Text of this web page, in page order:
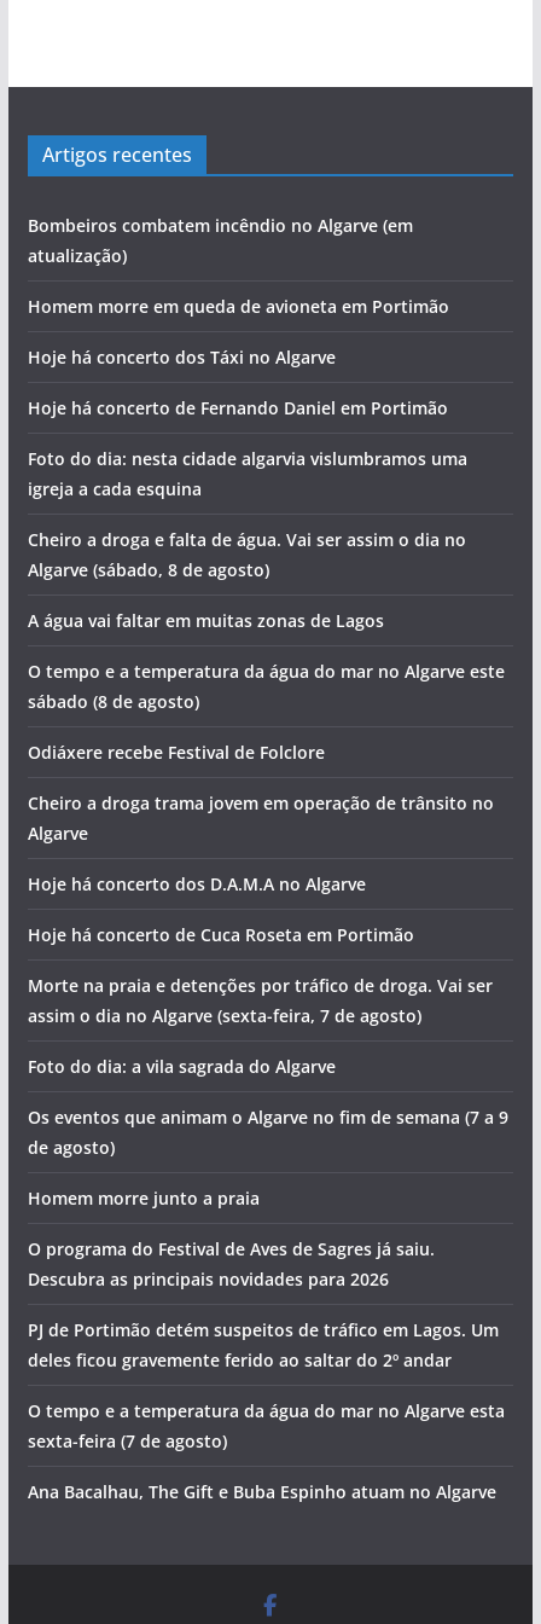
Artigos recentes
Bombeiros combatem incêndio no Algarve (em
atualização)
Homem morre em queda de avioneta em Portimão
Hoje há concerto dos Táxi no Algarve
Hoje há concerto de Fernando Daniel em Portimão
Foto do dia: nesta cidade algarvia vislumbramos uma
igreja a cada esquina
Cheiro a droga e falta de água. Vai ser assim o dia no
Algarve (sábado, 8 de agosto)
A água vai faltar em muitas zonas de Lagos
O tempo e a temperatura da água do mar no Algarve este
sábado (8 de agosto)
Odiáxere recebe Festival de Folclore
Cheiro a droga trama jovem em operação de trânsito no
Algarve
Hoje há concerto dos D.A.M.A no Algarve
Hoje há concerto de Cuca Roseta em Portimão
Morte na praia e detenções por tráfico de droga. Vai ser
assim o dia no Algarve (sexta-feira, 7 de agosto)
Foto do dia: a vila sagrada do Algarve
Os eventos que animam o Algarve no fim de semana (7 a 9
de agosto)
Homem morre junto a praia
O programa do Festival de Aves de Sagres já saiu.
Descubra as principais novidades para 2026
PJ de Portimão detém suspeitos de tráfico em Lagos. Um
deles ficou gravemente ferido ao saltar do 2º andar
O tempo e a temperatura da água do mar no Algarve esta
sexta-feira (7 de agosto)
Ana Bacalhau, The Gift e Buba Espinho atuam no Algarve